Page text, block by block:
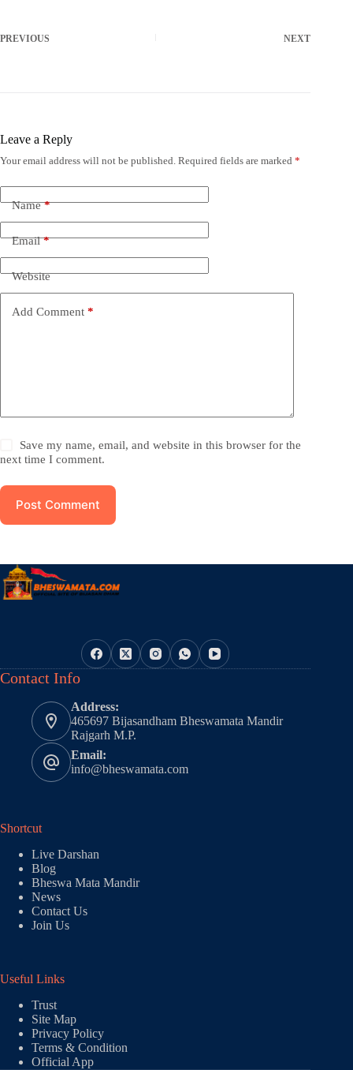
PREVIOUS NEXT
Leave a Reply
Your email address will not be published. Required fields are marked *
Name*
Email*
Website
Add Comment *
Save my name, email, and website in this browser for the
next time I comment.
Post Comment
Contact Info
Address:
465697 Bijasandham Bheswamata Mandir
Rajgarh M.P.
Email:
info@bheswamata.com
Shortcut
Live Darshan
Blog
Bheswa Mata Mandir
News
Contact Us
Join Us
Useful Links
Trust
Site Map
Privacy Policy
Terms & Condition
Official App